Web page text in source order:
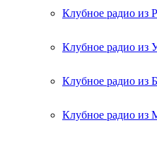
Клубное радио из
Клубное радио из
Клубное радио из
Клубное радио из